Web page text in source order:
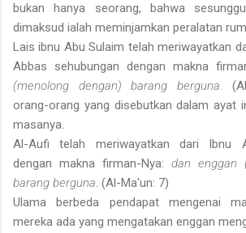
bukan hanya seorang, bahwa
dimaksud ialah meminjamkan peralatan
Lais ibnu Abu Sulaim telah meriwayatkan
Abbas sehubungan dengan makna
(menolong dengan) barang berguna.
orang-orang yang disebutkan dalam ayat
masanya.
Al-Aufi telah meriwayatkan dari Ibnu
dengan makna firman-Nya: dan enggan
barang berguna. (Al-Ma'un: 7)
Ulama berbeda pendapat mengenai
mereka ada yang mengatakan enggan